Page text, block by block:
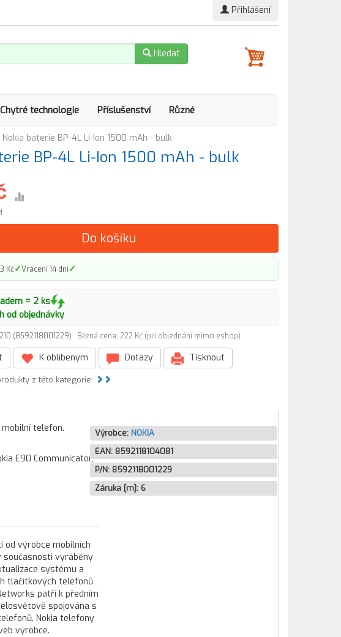
Přihlášení
Hledat
Chytré technologie Příslušenství Různé
Nokia baterie BP-4L Li-Ion 1500 mAh - bulk
BP-4L Li-Ion 1500 mAh - bulk
Do košíku
Kč✓Vrácení 14 dní✓
= 2 ks
od objednávky
(8592118001229) Běžná cena: 222 Kč (při objednání mimo eshop)
K oblíbeným Dotazy Tisknout
z této kategorie:
telefon.
E90 Communicator,
od výrobce mobilních
současnosti vyráběny
systému a
tlačítkových telefonů
patří k předním
spojována s
Nokia telefony
výrobce.
Výrobce: NOKIA
EAN: 8592118104081
P/N: 8592118001229
Záruka [m]: 6